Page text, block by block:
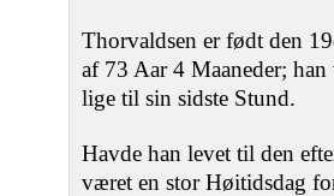
Thorvaldsen er født den
af 73 Aar 4 Maaneder;
lige til sin sidste Stund.
Havde han levet til den
været en stor Høitidsdag